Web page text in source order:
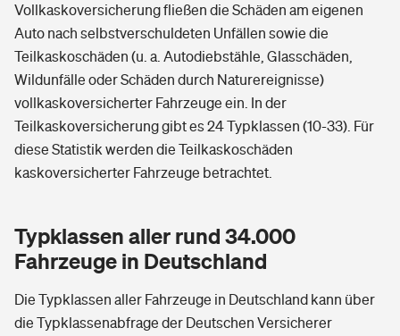
Vollkaskoversicherung fließen die Schäden am eigenen
Auto nach selbstverschuldeten Unfällen sowie die
Teilkaskoschäden (u. a. Autodiebstähle, Glasschäden,
Wildunfälle oder Schäden durch Naturereignisse)
vollkaskoversicherter Fahrzeuge ein. In der
Teilkaskoversicherung gibt es 24 Typklassen (10-33). Für
diese Statistik werden die Teilkaskoschäden
kaskoversicherter Fahrzeuge betrachtet.
Typklassen aller rund 34.000
Fahrzeuge in Deutschland
Die Typklassen aller Fahrzeuge in Deutschland kann über
die Typklassenabfrage der Deutschen Versicherer